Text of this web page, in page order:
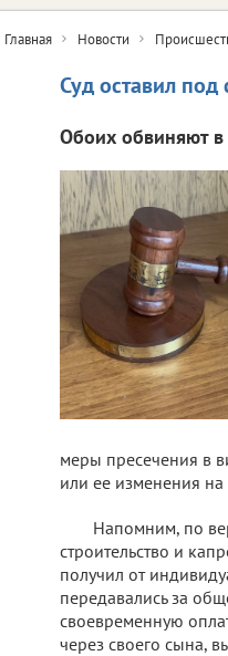
Главная Новости
Суд оставил
Обоих обвиняют
меры пресечения в
или ее изменения на
Напомним, по
строительство и
получил от
передавались за
своевременную
через своего сына,